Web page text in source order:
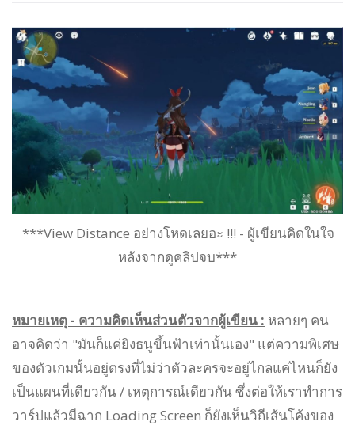
***View Distance อย่างโหดเลยอะ !!! - ผู้เขียนคิดในใจ
หลังจากดูคลิปจบ***
หมายเหตุ - ความคิดเห็นส่วนตัวจากผู้เขียน : หลายๆ คน
อาจคิดว่า "มันก็แค่ยิงธนูขึ้นฟ้าเท่านั้นเอง" แต่ความพิเศษ
ของตัวเกมนั้นอยู่ตรงที่ไม่ว่าตัวละครจะอยู่ไกลแค่ไหนก็ยัง
เป็นแผนที่เดียวกัน / เหตุการณ์เดียวกัน ซึ่งต่อให้เราทำการ
วาร์ปแล้วมีฉาก Loading Screen ก็ยังเห็นวิถีเส้นโค้งของ